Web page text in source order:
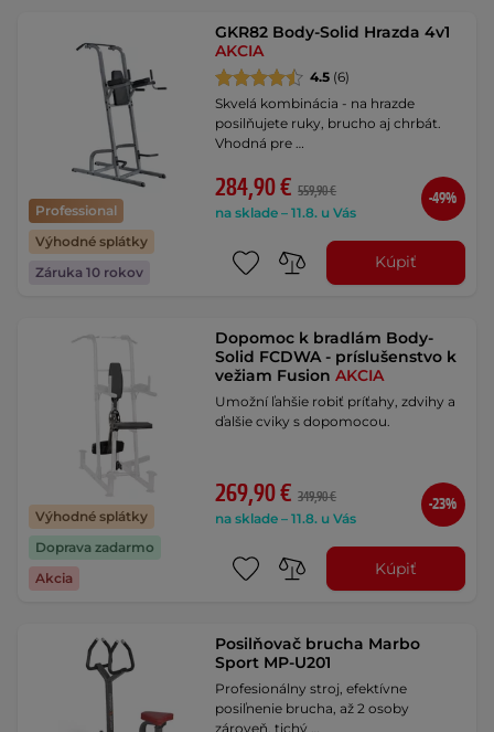
Professional
Výhodné splátky
Záruka 10 rokov
GKR82 Body-Solid Hrazda 4v1
AKCIA
4.5 (6)
Skvelá kombinácia - na hrazde
posilňujete ruky, brucho aj chrbát.
Vhodná pre …
284,90 € 559,90 €
na sklade – 11.8. u Vás
-49%
Kúpiť
Výhodné splátky
Doprava zadarmo
Akcia
Dopomoc k bradlám Body-
Solid FCDWA - príslušenstvo k
vežiam FusionAKCIA
Umožní ľahšie robiť príťahy, zdvihy a
ďalšie cviky s dopomocou.
269,90 € 349,90 €
na sklade – 11.8. u Vás
-23%
Kúpiť
Posilňovač brucha Marbo
Sport MP-U201
Profesionálny stroj, efektívne
posiľnenie brucha, až 2 osoby
zároveň, tichý …